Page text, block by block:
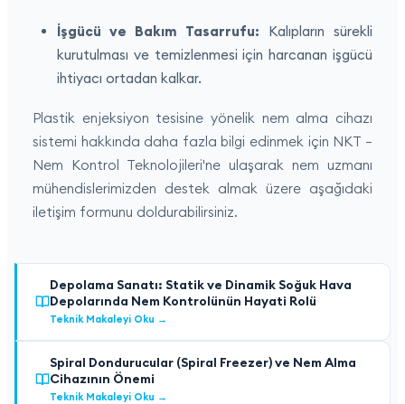
İşgücü ve Bakım Tasarrufu: Kalıpların sürekli
kurutulması ve temizlenmesi için harcanan işgücü
ihtiyacı ortadan kalkar.
Plastik enjeksiyon tesisine yönelik nem alma cihazı
sistemi hakkında daha fazla bilgi edinmek için NKT –
Nem Kontrol Teknolojileri'ne ulaşarak nem uzmanı
mühendislerimizden destek almak üzere aşağıdaki
iletişim formunu doldurabilirsiniz.
Depolama Sanatı: Statik ve Dinamik Soğuk Hava
Depolarında Nem Kontrolünün Hayati Rolü
Teknik Makaleyi Oku →
Spiral Dondurucular (Spiral Freezer) ve Nem Alma
Cihazının Önemi
Teknik Makaleyi Oku →